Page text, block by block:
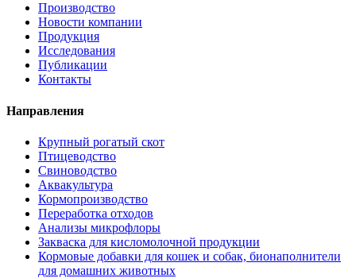
Производство
Новости компании
Продукция
Исследования
Публикации
Контакты
Направления
Крупный рогатый скот
Птицеводство
Свиноводство
Аквакультура
Кормопроизводство
Переработка отходов
Анализы микрофлоры
Закваска для кисломолочной продукции
Кормовые добавки для кошек и собак, бионаполнители
для домашних животных